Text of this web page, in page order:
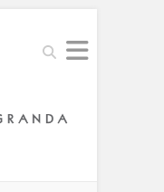
Buscar